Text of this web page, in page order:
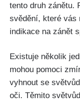
tento druh zánětu.
svědění, které ⁢vás
⁤indikace⁤ na zánět‌
Existuje⁣ několik
mohou pomoci
vyhnout ‌se
oči. Těmito